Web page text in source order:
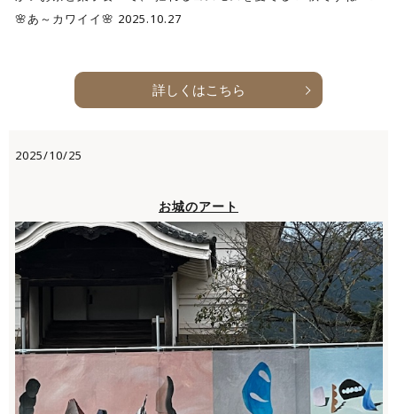
🌸あ～カワイイ🌸 2025.10.27
詳しくはこちら
2025/10/25
お城のアート